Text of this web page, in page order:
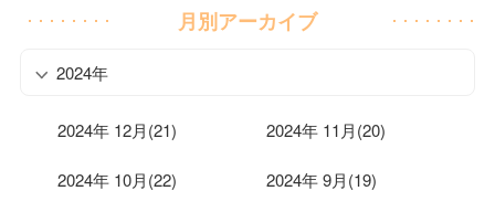
月別アーカイブ
2024年
2024年 12月(21) 2024年 11月(20)
2024年 10月(22) 2024年 9月(19)